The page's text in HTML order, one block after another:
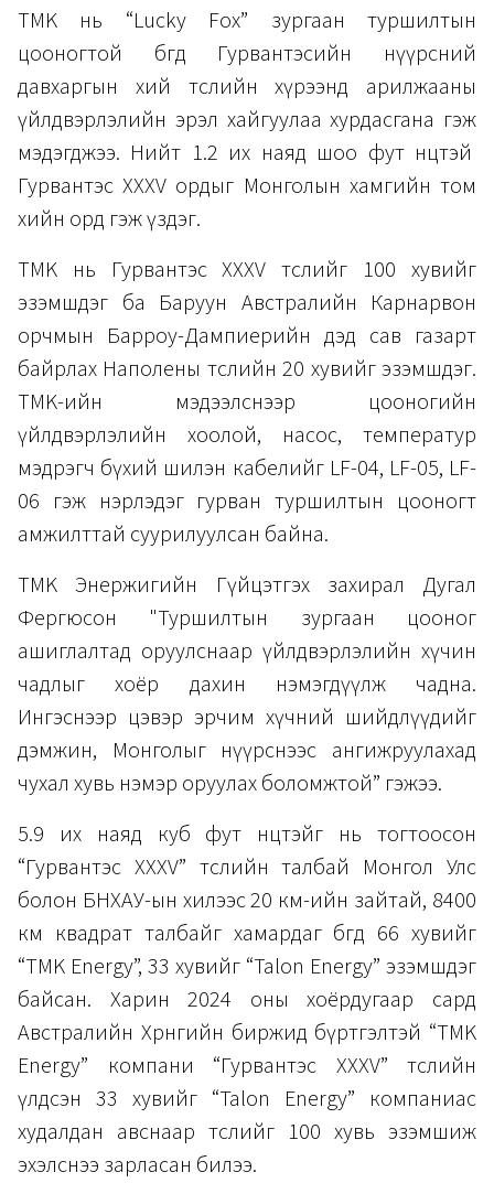
TMK нь “Lucky Fox” зургаан туршилтын
цооногтой бөгөөд Гурвантэсийн нүүрсний
давхаргын хий төслийн хүрээнд арилжааны
үйлдвэрлэлийн эрэл хайгуулаа хурдасгана гэж
мэдэгджээ. Нийт 1.2 их наяд шоо фут нөөцтэй
Гурвантэс XXXV ордыг Монголын хамгийн том
хийн орд гэж үздэг.
TMK нь Гурвантэс XXXV төслийг 100 хувийг
эзэмшдэг ба Баруун Австралийн Карнарвон
орчмын Барроу-Дампиерийн дэд сав газарт
байрлах Наполены төслийн 20 хувийг эзэмшдэг.
TMK-ийн мэдээлснээр цооногийн
үйлдвэрлэлийн хоолой, насос, температур
мэдрэгч бүхий шилэн кабелийг LF-04, LF-05, LF-
06 гэж нэрлэдэг гурван туршилтын цооногт
амжилттай суурилуулсан байна.
TMK Энержигийн Гүйцэтгэх захирал Дугал
Фергюсон "Туршилтын зургаан цооног
ашиглалтад оруулснаар үйлдвэрлэлийн хүчин
чадлыг хоёр дахин нэмэгдүүлж чадна.
Ингэснээр цэвэр эрчим хүчний шийдлүүдийг
дэмжин, Монголыг нүүрснээс ангижруулахад
чухал хувь нэмэр оруулах боломжтой” гэжээ.
5.9 их наяд куб фут нөөцтэйг нь тогтоосон
“Гурвантэс XXXV” төслийн талбай Монгол Улс
болон БНХАУ-ын хилээс 20 км-ийн зайтай, 8400
км квадрат талбайг хамардаг бөгөөд 66 хувийг
“TMK Energy”, 33 хувийг “Talon Energy” эзэмшдэг
байсан. Харин 2024 оны хоёрдугаар сард
Австралийн Хөрөнгийн биржид бүртгэлтэй “TMK
Energy” компани “Гурвантэс XXXV” төслийн
үлдсэн 33 хувийг “Talon Energy” компаниас
худалдан авснаар төслийг 100 хувь эзэмшиж
эхэлснээ зарласан билээ.